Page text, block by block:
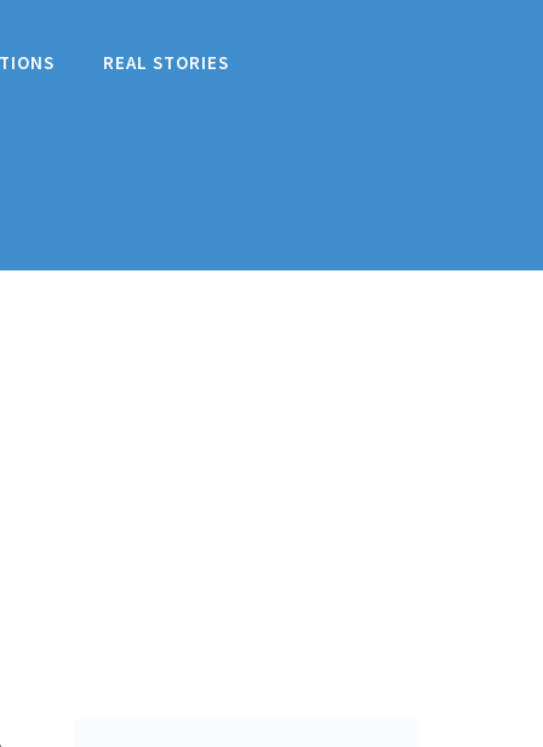
REAL STORIES